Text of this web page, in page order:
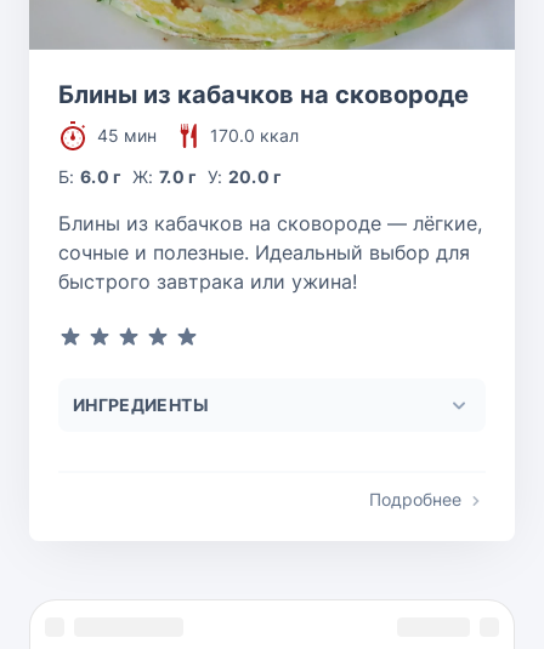
Блины из кабачков на сковороде
45 мин
170.0 ккал
Б:6.0 г Ж: 7.0 г У: 20.0 г
Блины из кабачков на сковороде — лёгкие,
сочные и полезные. Идеальный выбор для
быстрого завтрака или ужина!
ИНГРЕДИЕНТЫ
Подробнее